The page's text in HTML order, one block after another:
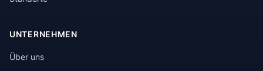
UNTERNEHMEN
Über uns